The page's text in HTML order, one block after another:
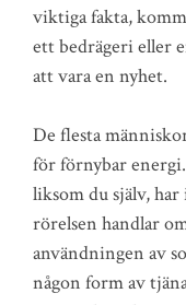
viktiga fakta,
ett bedrägeri eller
att vara en nyhet.
De flesta
för förnybar
liksom du själv,
rörelsen handlar
användningen av
någon form av